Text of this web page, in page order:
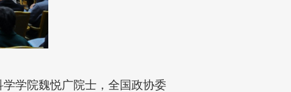
学院魏悦广院士，全国政协委